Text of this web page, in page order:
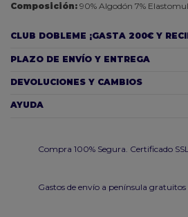
Composición: 90% Algodón 7%
CLUB DOBLEME ¡GASTA 200€ Y
PLAZO DE ENVÍO Y ENTREGA
DEVOLUCIONES Y CAMBIOS
AYUDA
Compra 100% Segura. Certificado SSL.
Gastos de envío a península